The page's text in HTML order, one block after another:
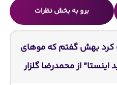
برو به بخش نظرات
کرد بهش گفتم که موهای
از محمدرضا گلزار